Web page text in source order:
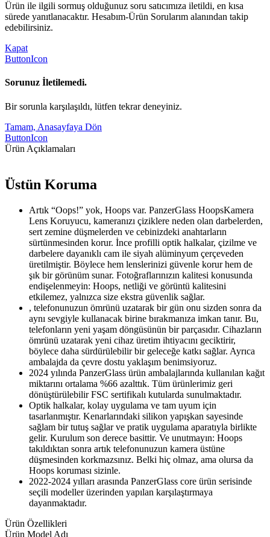
Ürün ile ilgili sormuş olduğunuz soru satıcımıza iletildi, en kısa
sürede yanıtlanacaktır. Hesabım-Ürün Sorularım alanından takip
edebilirsiniz.
Kapat
ButtonIcon
Sorunuz İletilemedi.
Bir sorunla karşılaşıldı, lütfen tekrar deneyiniz.
Tamam, Anasayfaya Dön
ButtonIcon
Ürün Açıklamaları
Üstün Koruma
Artık “Oops!” yok, Hoops var. PanzerGlass HoopsKamera
Lens Koruyucu, kameranızı çiziklere neden olan darbelerden,
sert zemine düşmelerden ve cebinizdeki anahtarların
sürtünmesinden korur. İnce profilli optik halkalar, çizilme ve
darbelere dayanıklı cam ile siyah alüminyum çerçeveden
üretilmiştir. Böylece hem lenslerinizi güvenle korur hem de
şık bir görünüm sunar. Fotoğraflarınızın kalitesi konusunda
endişelenmeyin: Hoops, netliği ve görüntü kalitesini
etkilemez, yalnızca size ekstra güvenlik sağlar.
, telefonunuzun ömrünü uzatarak bir gün onu sizden sonra da
aynı sevgiyle kullanacak birine bırakmanıza imkan tanır. Bu,
telefonların yeni yaşam döngüsünün bir parçasıdır. Cihazların
ömrünü uzatarak yeni cihaz üretim ihtiyacını geciktirir,
böylece daha sürdürülebilir bir geleceğe katkı sağlar. Ayrıca
ambalajda da çevre dostu yaklaşım benimsiyoruz.
2024 yılında PanzerGlass ürün ambalajlarında kullanılan kağıt
miktarını ortalama %66 azalttık. Tüm ürünlerimiz geri
dönüştürülebilir FSC sertifikalı kutularda sunulmaktadır.
Optik halkalar, kolay uygulama ve tam uyum için
tasarlanmıştır. Kenarlarındaki silikon yapışkan sayesinde
sağlam bir tutuş sağlar ve pratik uygulama aparatıyla birlikte
gelir. Kurulum son derece basittir. Ve unutmayın: Hoops
takıldıktan sonra artık telefonunuzun kamera üstüne
düşmesinden korkmazsınız. Belki hiç olmaz, ama olursa da
Hoops koruması sizinle.
2022-2024 yılları arasında PanzerGlass core ürün serisinde
seçili modeller üzerinden yapılan karşılaştırmaya
dayanmaktadır.
Ürün Özellikleri
Ürün Model Adı